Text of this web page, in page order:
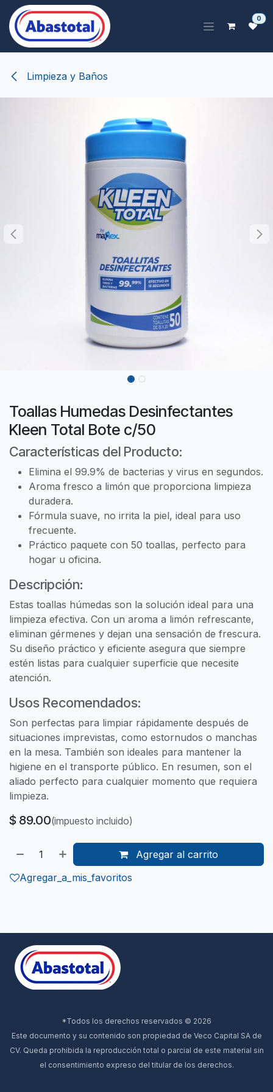
Ir al contenido
0
Limpieza y Baños
Toallas Humedas Desinfectantes
Kleen Total Bote c/50
Características del Producto:
Elimina el 99.9% de bacterias y virus en segundos.
Aroma fresco a limón que proporciona limpieza
duradera.
Fórmula suave, no irrita la piel, ideal para uso
frecuente.
Práctico paquete con 50 toallas, perfecto para
hogar u oficina.
Descripción:
Estas toallas húmedas son la solución ideal para una
limpieza efectiva. Con un aroma a limón refrescante,
eliminan gérmenes y dejan una sensación de frescura.
Su diseño práctico y eficiente asegura que siempre
estén listas para cualquier superficie que necesite
atención.
Usos Recomendados:
Son perfectas para limpiar rápidamente después de
situaciones imprevistas, como estornudos o manchas
en la mesa. También son ideales para mantener la
higiene en el transporte público. En resumen, son el
aliado perfecto para cualquier momento que requiera
limpieza.
$ 89.00(impuesto incluido)
Agregar al carrito
Agregar_a_mis_favoritos
*Todos los derechos reservados © 2026
Este documento y su contenido son propiedad de Veco Capital SA de
CV. Queda prohibida la reproducción total o parcial de este material sin
el consentimiento expreso del titular de los derechos.